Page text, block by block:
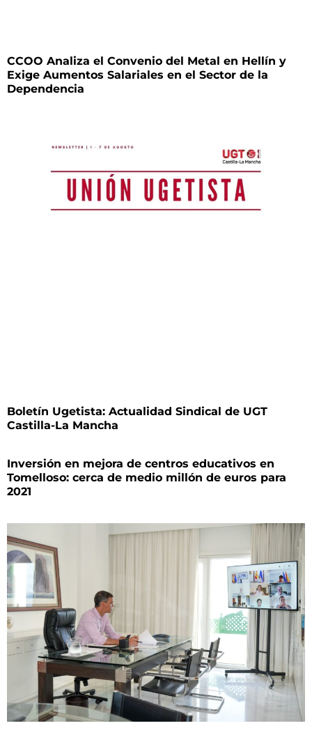
CCOO Analiza el Convenio del Metal en Hellín y
Exige Aumentos Salariales en el Sector de la
Dependencia
Boletín Ugetista: Actualidad Sindical de UGT
Castilla-La Mancha
Inversión en mejora de centros educativos en
Tomelloso: cerca de medio millón de euros para
2021